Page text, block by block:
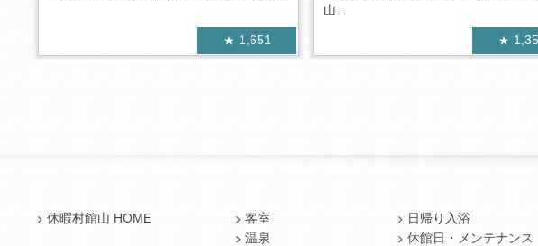
1,651
山...
休暇村館山 HOME
客室
温泉
日帰り入浴
休館日・メンテナンス